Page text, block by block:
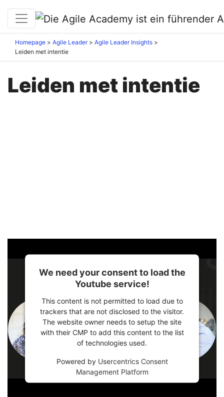
Homepage Agile Leader
Agile Leader Insights
Leiden met intentie
Leiden met intentie
We need your consent to load the
Youtube service!
This content is not permitted to load due to
trackers that are not disclosed to the visitor.
The website owner needs to setup the site
with their CMP to add this content to the list
of technologies used.
Powered by Usercentrics Consent
Management Platform